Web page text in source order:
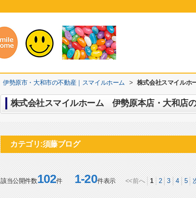
伊勢原市・大和市の不動産｜スマイルホーム > 株式会社スマイルホ
株式会社スマイルホーム 伊勢原本店・大和店
カテゴリ:須藤ブログ
該当公開件数102件1-20件表示 <<前へ 1 2 3 4 5